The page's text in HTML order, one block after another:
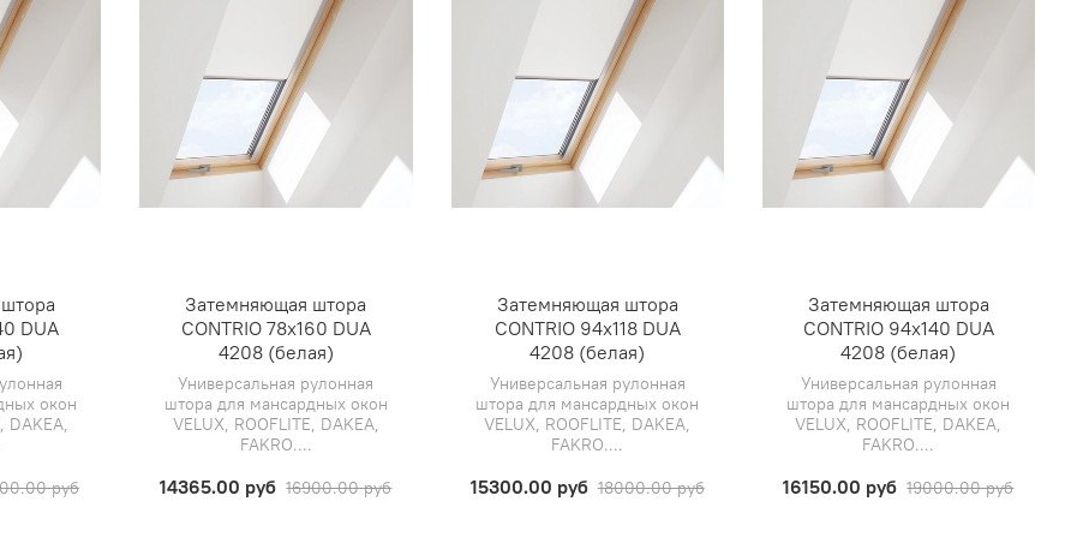
DUA
окон
DAKEA,
руб
Затемняющая штора
CONTRIO 78х160 DUA
4208 (белая)
Универсальная рулонная
штора для мансардных окон
VELUX, ROOFLITE, DAKEA,
FAKRO....
14365.00 руб 16900.00 руб
Затемняющая штора
CONTRIO 94х118 DUA
4208 (белая)
Универсальная рулонная
штора для мансардных окон
VELUX, ROOFLITE, DAKEA,
FAKRO....
15300.00 руб 18000.00 руб
Затемняющая штора
CONTRIO 94х140 DUA
4208 (белая)
Универсальная рулонная
штора для мансардных окон
VELUX, ROOFLITE, DAKEA,
FAKRO....
16150.00 руб 19000.00 руб